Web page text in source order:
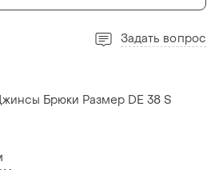
Задать вопрос
Брюки Размер DE 38 S